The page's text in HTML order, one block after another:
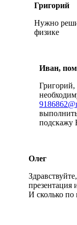
Григорий
Нужно
физике
Иван,
Григорий,
подскажу
Олег
презентация
И сколько по